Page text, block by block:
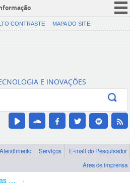
CORONAVÍRUS (COVID-19)
Canais
CONTRASTE MAPA DO SITE
E INOVAÇÕES
Serviços
E-mail do Pesquisador
Área de imprensa
Bolsas e Auxílios Vigentes